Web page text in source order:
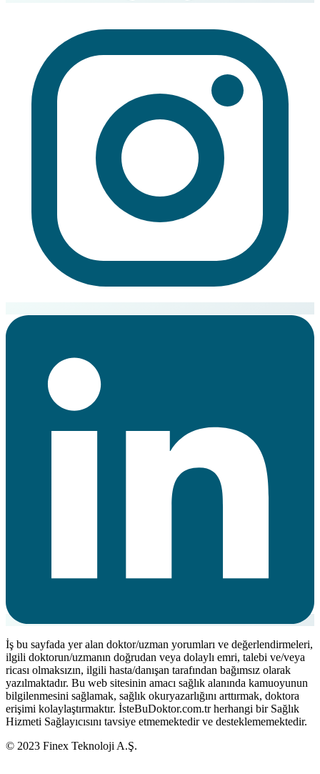
İş bu sayfada yer alan doktor/uzman yorumları ve değerlendirmeleri,
ilgili doktorun/uzmanın doğrudan veya dolaylı emri, talebi ve/veya
ricası olmaksızın, ilgili hasta/danışan tarafından bağımsız olarak
yazılmaktadır. Bu web sitesinin amacı sağlık alanında kamuoyunun
bilgilenmesini sağlamak, sağlık okuryazarlığını arttırmak, doktora
erişimi kolaylaştırmaktır. İsteBuDoktor.com.tr herhangi bir Sağlık
Hizmeti Sağlayıcısını tavsiye etmemektedir ve desteklememektedir.
© 2023 Finex Teknoloji A.Ş.